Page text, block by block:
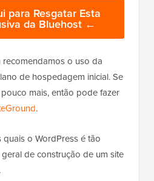
para Resgatar Esta
da Bluehost ←
recomendamos o uso da
de hospedagem inicial. Se
mais, então pode fazer
.
o WordPress é tão
de construção de um site